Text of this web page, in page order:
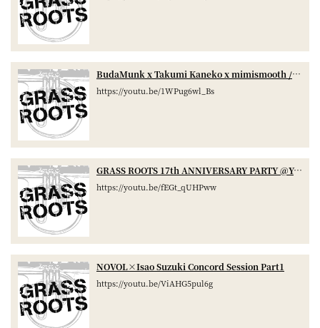
BudaMunk x Takumi Kaneko x mimismooth / yumeka makotoka
https://youtu.be/1WPug6wl_Bs
GRASS ROOTS 17th ANNIVERSARY PARTY @YOKOHAMA THUMBS UP
https://youtu.be/fEGt_qUHPww
NOVOL×Isao Suzuki Concord Session Part1
https://youtu.be/ViAHG5pul6g